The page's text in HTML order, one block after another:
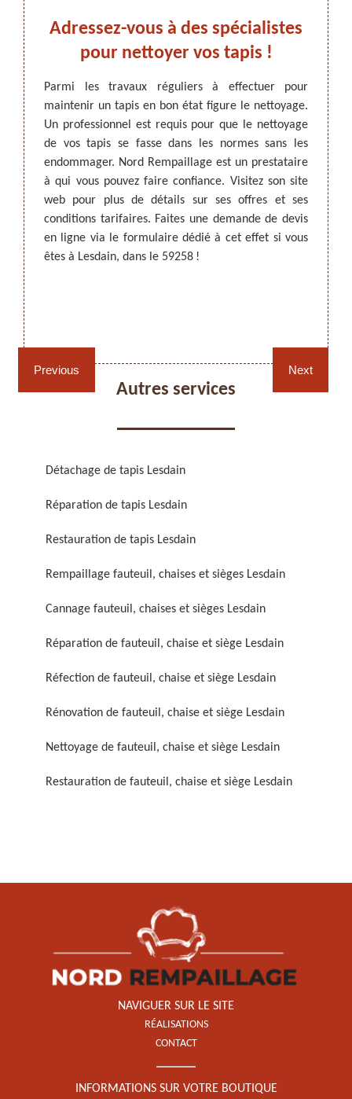
ARTISAN DEZITTER, REMPAILLAGE -
CANNAGE - RECOLLAGE, 59 NORD
chaises et sièges 59
Cannage fauteuil, chaises
et sièges 59
chaise et siège 59
Rénovation de fauteuil,
Nettoyage de fauteuil,
Previous
et
sont
les
il est
faire
à lui
Adressez-vous à des spécialistes
pour nettoyer vos tapis !
Parmi les travaux réguliers à effectuer pour
maintenir un tapis en bon état figure le nettoyage.
Un professionnel est requis pour que le nettoyage
de vos tapis se fasse dans les normes sans les
endommager. Nord Rempaillage est un prestataire
à qui vous pouvez faire confiance. Visitez son site
web pour plus de détails sur ses offres et ses
conditions tarifaires. Faites une demande de devis
en ligne via le formulaire dédié à cet effet si vous
êtes à Lesdain, dans le 59258 !
Les
qui
les
des
tapis
vous
vous
Next
Autres services
Détachage de tapis Lesdain
Réparation de tapis Lesdain
Restauration de tapis Lesdain
Rempaillage fauteuil, chaises et sièges Lesdain
Cannage fauteuil, chaises et sièges Lesdain
Réparation de fauteuil, chaise et siège Lesdain
Réfection de fauteuil, chaise et siège Lesdain
Rénovation de fauteuil, chaise et siège Lesdain
Nettoyage de fauteuil, chaise et siège Lesdain
Restauration de fauteuil, chaise et siège Lesdain
NAVIGUER SUR LE SITE
RÉALISATIONS
CONTACT
INFORMATIONS SUR VOTRE BOUTIQUE